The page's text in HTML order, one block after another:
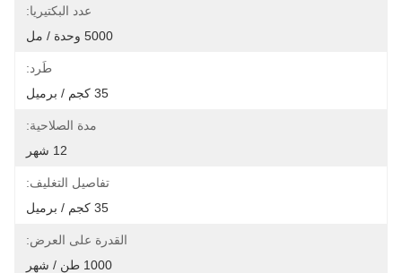
عدد البكتيريا:
5000 وحدة / مل
طَرد:
35 كجم / برميل
مدة الصلاحية:
12 شهر
تفاصيل التغليف:
35 كجم / برميل
القدرة على العرض:
1000 طن / شهر